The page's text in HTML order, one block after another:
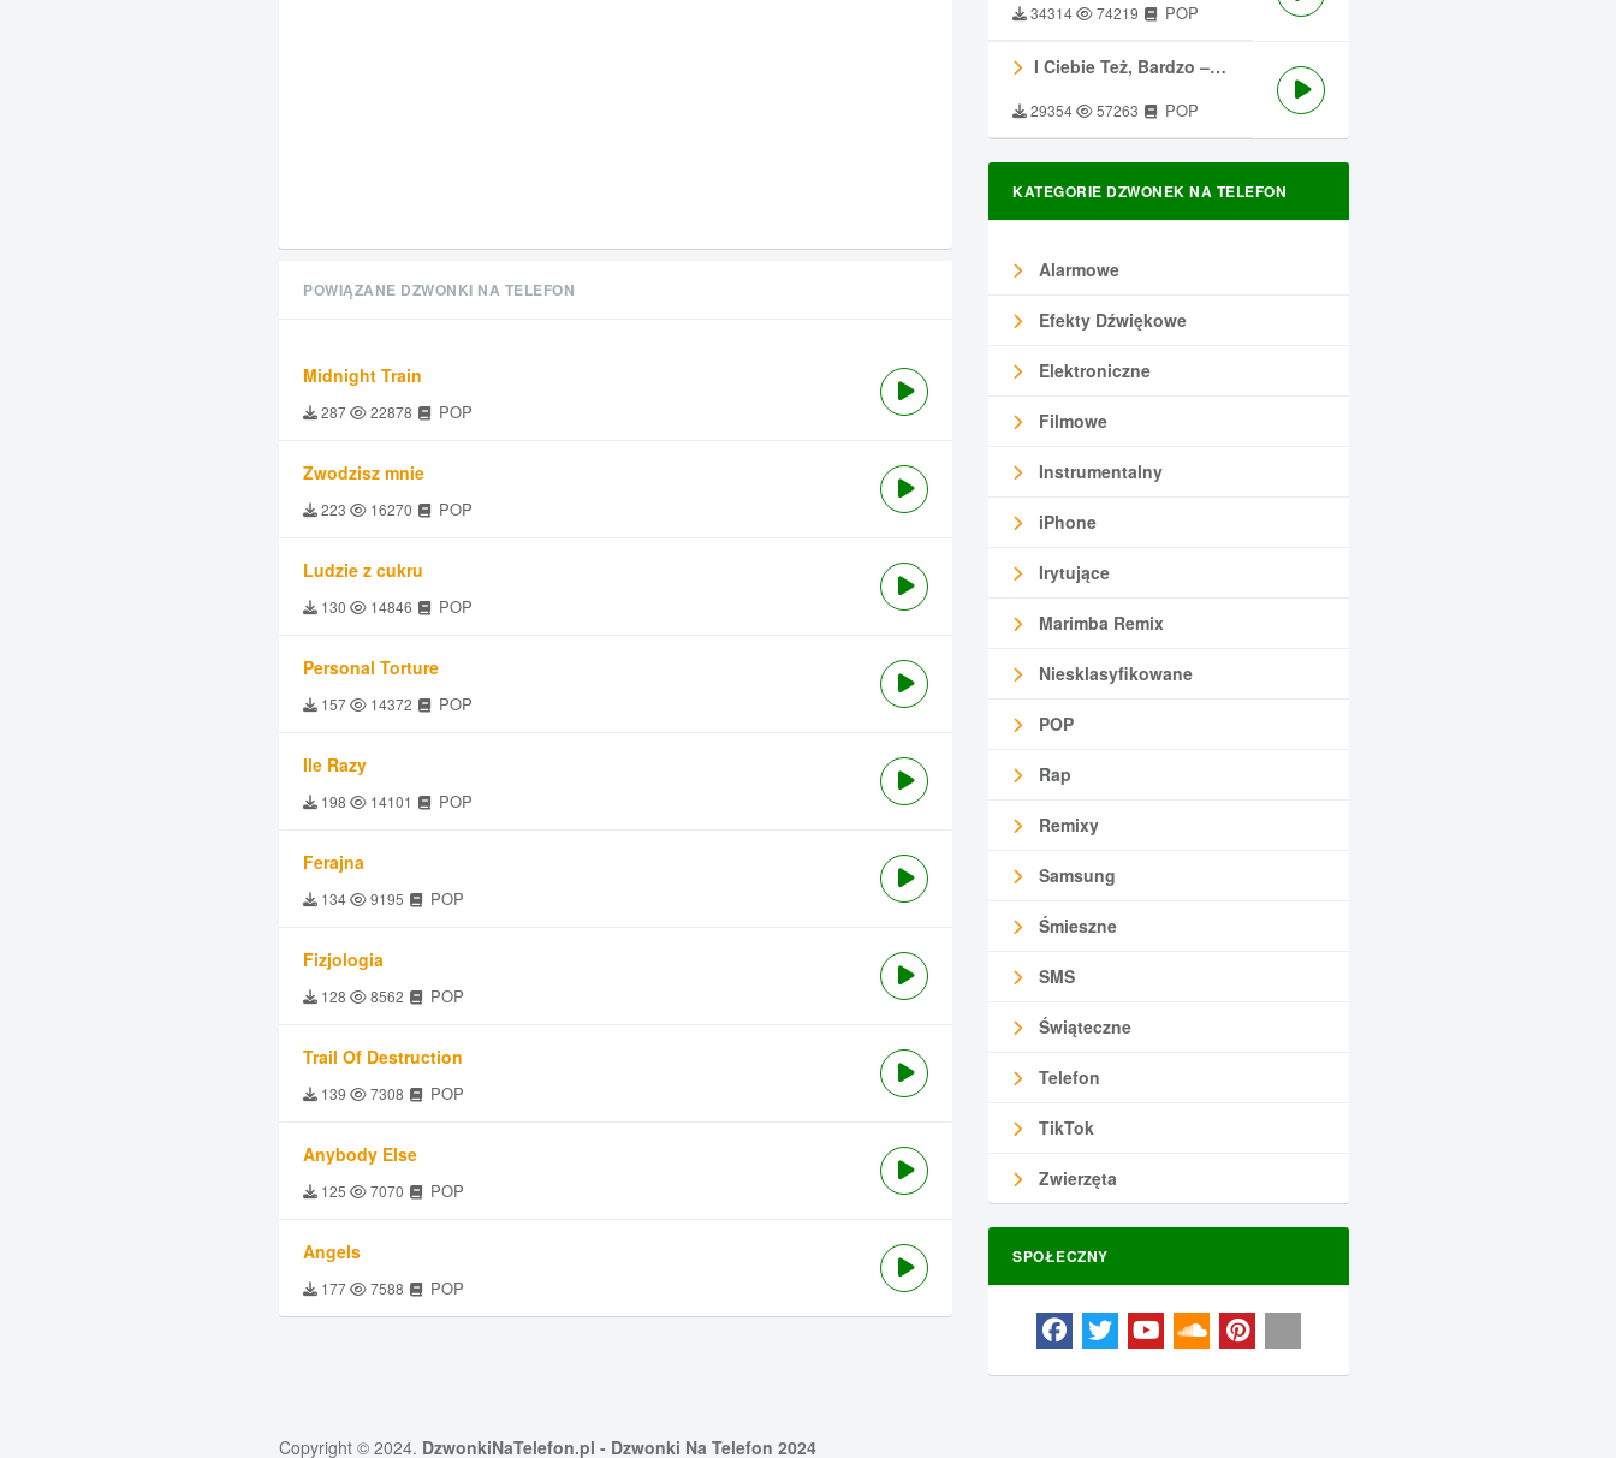
34314 74219 POP
I Ciebie Też, Bardzo – Męskie Granie
29354 57263 POP
KATEGORIE DZWONEK NA TELEFON
Alarmowe
Efekty Dźwiękowe
Elektroniczne
Filmowe
Instrumentalny
iPhone
Irytujące
Marimba Remix
Niesklasyfikowane
POP
Rap
Remixy
Samsung
Śmieszne
SMS
Świąteczne
Telefon
TikTok
Zwierzęta
SPOŁECZNY
POWIĄZANE DZWONKI NA TELEFON
Midnight Train
287 22878 POP
Zwodzisz mnie
223 16270 POP
Ludzie z cukru
130 14846 POP
Personal Torture
157 14372 POP
Ile Razy
198 14101 POP
Ferajna
134 9195 POP
Fizjologia
128 8562 POP
Trail Of Destruction
139 7308 POP
Anybody Else
125 7070 POP
Angels
177 7588 POP
Copyright © 2024. DzwonkiNaTelefon.pl - Dzwonki Na Telefon 2024